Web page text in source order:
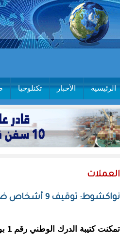
الرئيسية الأخبار تكنلوجيا
العملات
نواكشوط: توقيف 9 أشخاص ضمن شبكة إجرامية لتزوير العملات الأجنبية